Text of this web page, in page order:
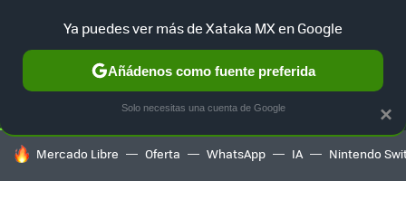
SELECCIÓN GAMING HOME AUTO TERRITORIO
HOY SE HABLA DE
Mercado Libre Oferta WhatsApp IA Nintendo
×
Ya puedes ver más de Xataka MX en Google
Añádenos como fuente preferida
Solo necesitas una cuenta de Google